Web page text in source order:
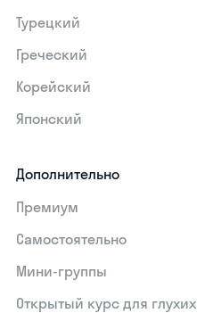
Турецкий
Греческий
Корейский
Японский
Дополнительно
Премиум
Самостоятельно
Мини-группы
Открытый курс для глухих